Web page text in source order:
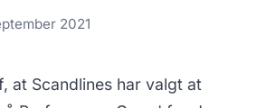
2021
at Scandlines har valgt at